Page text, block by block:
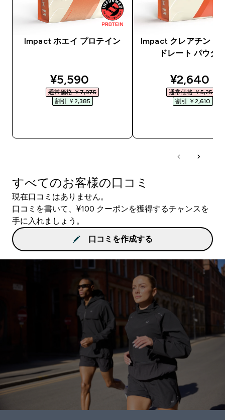
Impact ホエイ プロテイン
discounted price
¥5,590‎
通常価格 ￥7,975‎
割引 ￥2,385‎
Impact クレアチン モ
ドレート パウダ
¥2,640‎
通常価格 ￥5,250‎
割引 ￥2,610‎
すべてのお客様の口コミ
現在口コミはありません。
口コミを書いて、¥100 クーポンを獲得するチャンスを
手に入れましょう。
口コミを作成する